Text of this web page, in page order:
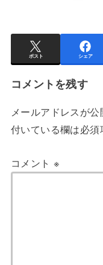
ポスト シェア
コメントを残す
メールアドレスが公
付いている欄は必須
コメント ※